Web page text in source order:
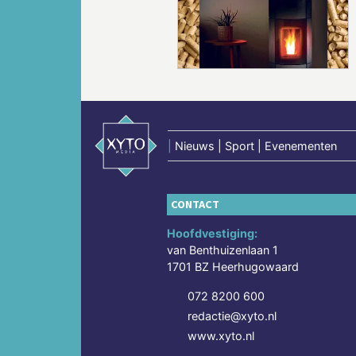
Nieuws | Sport | Evenementen
CONTACT
Hoofdvestiging:
van Benthuizenlaan 1
1701 BZ Heerhugowaard
072 8200 600
redactie@xyto.nl
www.xyto.nl